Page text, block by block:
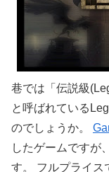
巷では「伝説級
と呼ばれている
のでしょうか。
したゲームですが
す。 フルプライス